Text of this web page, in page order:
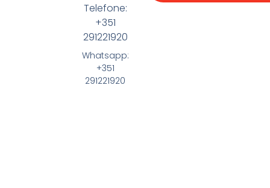
Telefone:
+351
291221920
Whatsapp:
+351
291221920